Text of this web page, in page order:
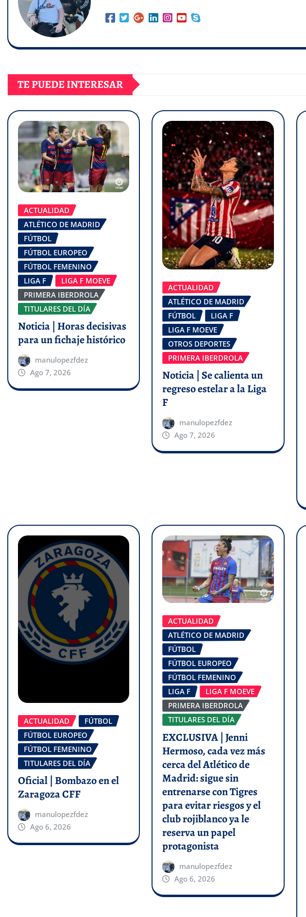
TE PUEDE INTERESAR
ACTUALIDAD
ATLÉTICO DE MADRID
FÚTBOL
FÚTBOL EUROPEO
FÚTBOL FEMENINO
LIGA F
LIGA F MOEVE
PRIMERA IBERDROLA
TITULARES DEL DÍA
Noticia | Horas decisivas
para un fichaje histórico
manulopezfdez
Ago 7, 2026
ACTUALIDAD
ATLÉTICO DE MADRID
FÚTBOL
LIGA F
LIGA F MOEVE
OTROS DEPORTES
PRIMERA IBERDROLA
Noticia | Se calienta un
regreso estelar a la Liga
F
manulopezfdez
Ago 7, 2026
ACTUALIDAD
FÚTBOL
FÚTBOL EUROPEO
FÚTBOL FEMENINO
TITULARES DEL DÍA
Oficial | Bombazo en el
Zaragoza CFF
manulopezfdez
Ago 6, 2026
ACTUALIDAD
ATLÉTICO DE MADRID
FÚTBOL
FÚTBOL EUROPEO
FÚTBOL FEMENINO
LIGA F
LIGA F MOEVE
PRIMERA IBERDROLA
TITULARES DEL DÍA
EXCLUSIVA | Jenni
Hermoso, cada vez más
cerca del Atlético de
Madrid: sigue sin
entrenarse con Tigres
para evitar riesgos y el
club rojiblanco ya le
reserva un papel
protagonista
manulopezfdez
Ago 6, 2026